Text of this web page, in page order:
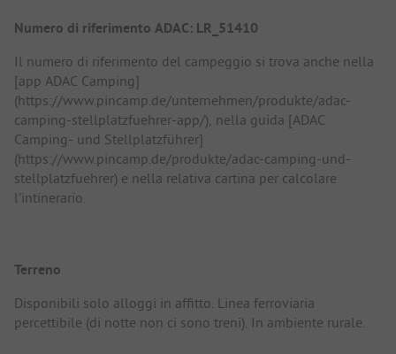
Numero di riferimento ADAC: LR_51410
Il numero di riferimento del campeggio si trova anche nella
[app ADAC Camping]
(https://www.pincamp.de/unternehmen/produkte/adac-
camping-stellplatzfuehrer-app/), nella guida [ADAC
Camping- und Stellplatzführer]
(https://www.pincamp.de/produkte/adac-camping-und-
stellplatzfuehrer) e nella relativa cartina per calcolare
l'intinerario.
Terreno
Disponibili solo alloggi in affitto. Linea ferroviaria
percettibile (di notte non ci sono treni). In ambiente rurale.